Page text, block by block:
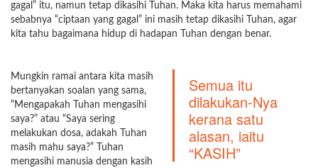
gagal” itu, namun tetap dikasihi Tuhan. Maka kita harus memahami
sebabnya “ciptaan yang gagal” ini masih tetap dikasihi Tuhan, agar
kita tahu bagaimana hidup di hadapan Tuhan dengan benar.
Semua itu
dilakukan-Nya
kerana satu
alasan, iaitu
“KASIH”
Mungkin ramai antara kita masih
bertanyakan soalan yang sama,
“Mengapakah Tuhan mengasihi
saya?” atau “Saya sering
melakukan dosa, adakah Tuhan
masih mahu saya?” Tuhan
mengasihi manusia dengan kasih